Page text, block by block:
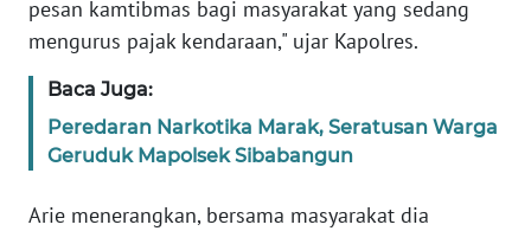
pesan kamtibmas bagi masyarakat yang sedang
mengurus pajak kendaraan," ujar Kapolres.
Baca Juga:
Peredaran Narkotika Marak, Seratusan Warga
Geruduk Mapolsek Sibabangun
Arie menerangkan, bersama masyarakat dia
WN
SULTRA
WN
NTB
SULTENG